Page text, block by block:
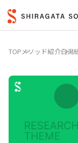
TOPメソッド紹介白潟